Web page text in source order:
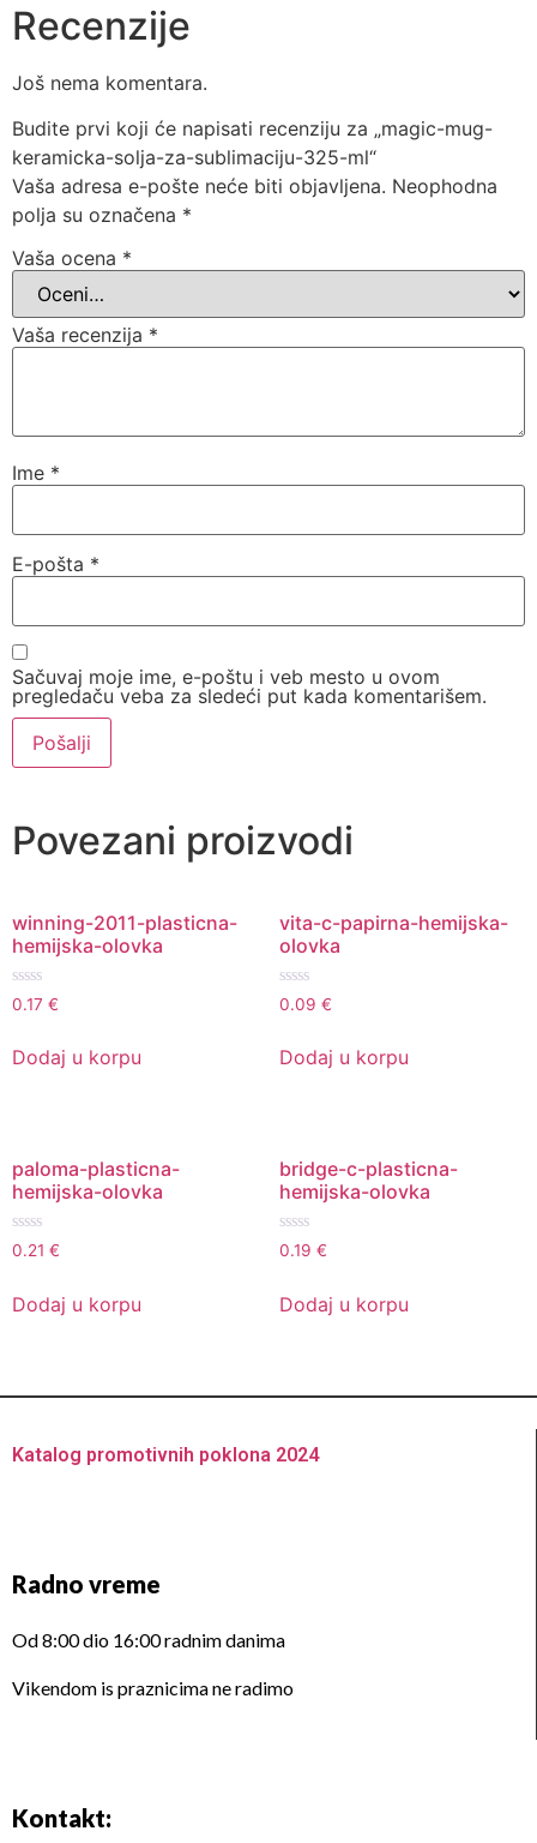
Recenzije
Još nema komentara.
Budite prvi koji će napisati recenziju za „magic-mug-
keramicka-solja-za-sublimaciju-325-ml“
Vaša adresa e-pošte neće biti objavljena. Neophodna
polja su označena *
Vaša ocena *
Vaša recenzija *
Ime *
E-pošta *
Sačuvaj moje ime, e-poštu i veb mesto u ovom
pregledaču veba za sledeći put kada komentarišem.
Povezani proizvodi
winning-2011-plasticna-
hemijska-olovka
Ocenjeno
sa
od
5
0.17 €
Dodaj u korpu
vita-c-papirna-hemijska-
olovka
Ocenjeno
sa
od
5
0.09 €
Dodaj u korpu
paloma-plasticna-
hemijska-olovka
Ocenjeno
sa
5
0.21 €
Dodaj u korpu
bridge-c-plasticna-
hemijska-olovka
Ocenjeno
sa
5
0.19 €
Dodaj u korpu
Katalog promotivnih poklona 2024
Radno vreme
Od 8:00 dio 16:00 radnim danima
Vikendom is praznicima ne radimo
Kontakt: